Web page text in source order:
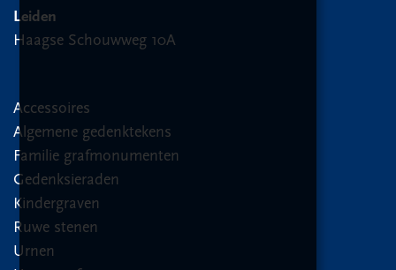
Leiden
Haagse Schouwweg 10A
Accessoires
Algemene gedenktekens
Familie grafmonumenten
Gedenksieraden
Kindergraven
Ruwe stenen
Urnen